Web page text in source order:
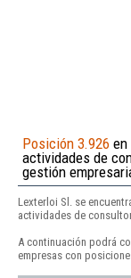
Posición 3.926 en
actividades de
gestión
Lexterloi Sl. se
actividades de
A continuación podrá
empresas con